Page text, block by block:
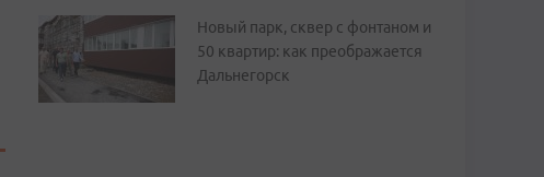
Новый парк, сквер с фонтаном и
50 квартир: как преображается
Дальнегорск